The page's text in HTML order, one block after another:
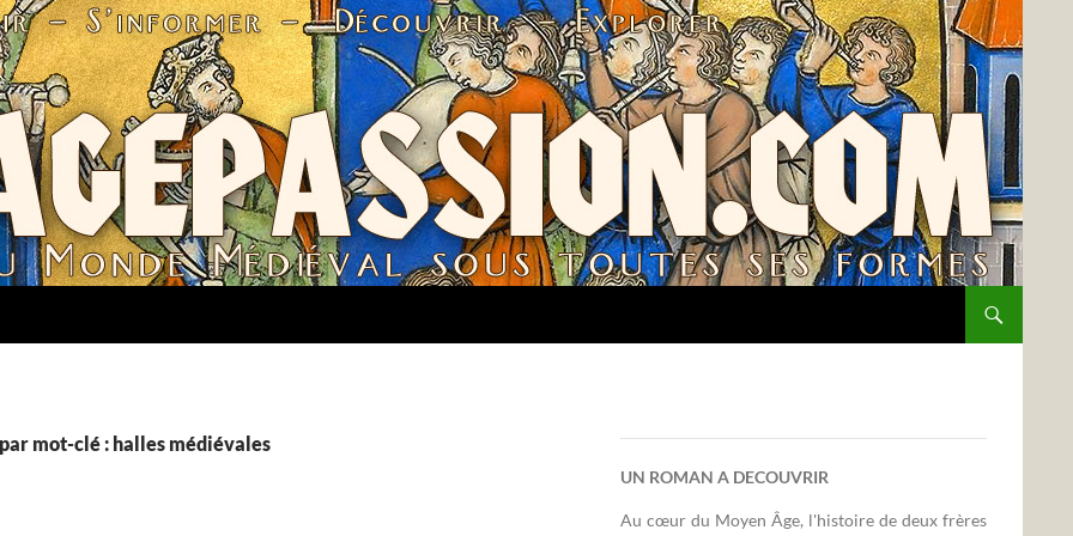
mot-clé : halles médiévales
UN ROMAN A DECOUVRIR
Au cœur du Moyen Âge, l'histoire de deux frères